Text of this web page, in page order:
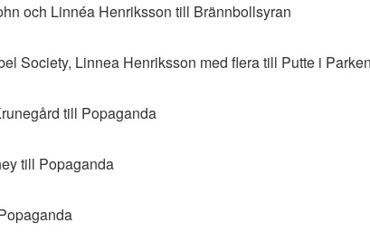
och Linnéa Henriksson till Brännbollsyran
Society, Linnea Henriksson med flera till Putte i
till Popaganda
till Popaganda